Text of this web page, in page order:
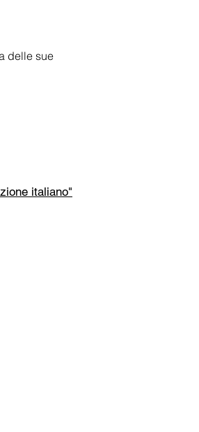
delle sue
italiano"